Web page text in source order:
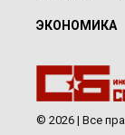
ЭКОНОМИКА
© 2026 | Все